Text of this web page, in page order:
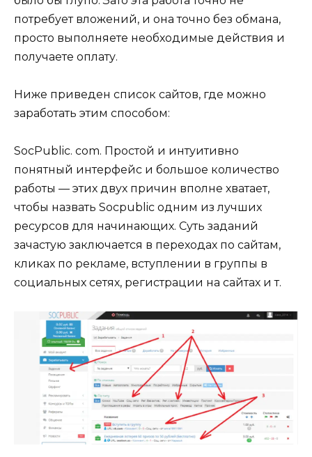
потребует вложений, и она точно без обмана,
просто выполняете необходимые действия и
получаете оплату.
Ниже приведен список сайтов, где можно
заработать этим способом:
SocPublic. com. Простой и интуитивно
понятный интерфейс и большое количество
работы — этих двух причин вполне хватает,
чтобы назвать Socpublic одним из лучших
ресурсов для начинающих. Суть заданий
зачастую заключается в переходах по сайтам,
кликах по рекламе, вступлении в группы в
социальных сетях, регистрации на сайтах и т.